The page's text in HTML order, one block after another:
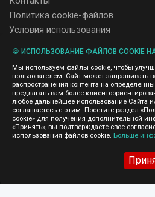
Политика cookie-файлов
Условия использования
содержание размещенных объявлений.
Мы ценим конфиденциальность наших
передаем и не продаем личную
пользователей AvizInfo.uz третьим
правила конфиденциальности
AvizInfo.uz. На некоторых страницах
реклама Google Adsense Advertising
подробней о правилах
🍪 ИСПОЛЬЗОВАНИЕ ФАЙЛОВ COOKIE НА
Мы используем файлы cookie, чтобы
пользователем. Сайт может запрашивать
распространения контента на
предлагать вам более
любое дальнейшее использование Сайта
соглашаетесь с этим. Посетите раздел
cookie» для получения дополнительной
«Принять», вы подтверждаете свое
использования файлов cookie. Больше